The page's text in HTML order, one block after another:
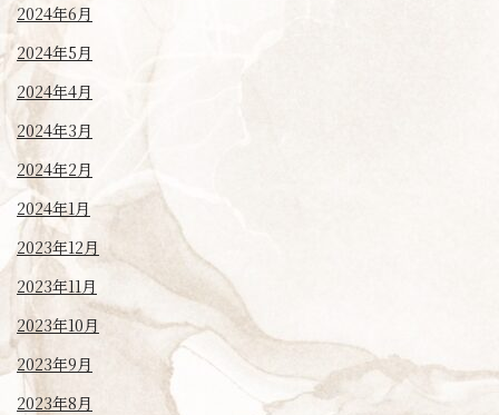
2024年6月
2024年5月
2024年4月
2024年3月
2024年2月
2024年1月
2023年12月
2023年11月
2023年10月
2023年9月
2023年8月